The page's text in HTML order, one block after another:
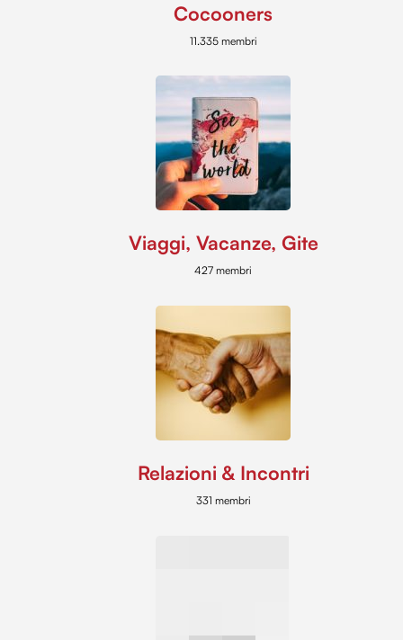
Cocooners
11.335 membri
Viaggi, Vacanze, Gite
427 membri
Relazioni & Incontri
331 membri